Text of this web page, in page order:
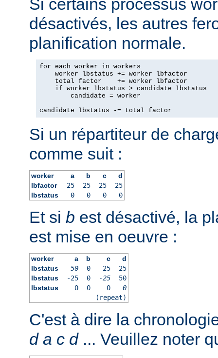
Si certains processus
désactivés, les autres
planification normale.
for each worker in workers
    worker lbstatus += worker lbfactor
    total factor    += worker lbfactor
    if worker lbstatus > candidate lbstatus
        candidate = worker
candidate lbstatus -= total factor
Si un répartiteur de
comme suit :
worker a b c
d
lbfactor
25 25 25
25
lbstatus
0 0 0 0
Et si b est désactivé, la
est mise en oeuvre :
worker a b c
d
lbstatus
-50 0 25
25
lbstatus
-25 0 -25
50
lbstatus
0 0 0
0
(repeat)
C'est à dire la
d a c d... Veuillez noter